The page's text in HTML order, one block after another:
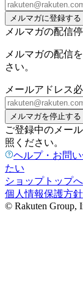
メルマガに登録する
メルマガの配信
メルマガの配信
さい。
メールアドレス
メルマガを停止する
ご登録中のメー
照ください。
ヘルプ・お問
たい
ショップトップへ
個人情報保護方針
© Rakuten Group,